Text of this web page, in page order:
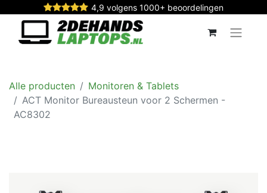
4,9 volgens 1000+ beoordelingen
Alle producten
Monitoren & Tablets
ACT Monitor Bureausteun voor 2 Schermen -
AC8302